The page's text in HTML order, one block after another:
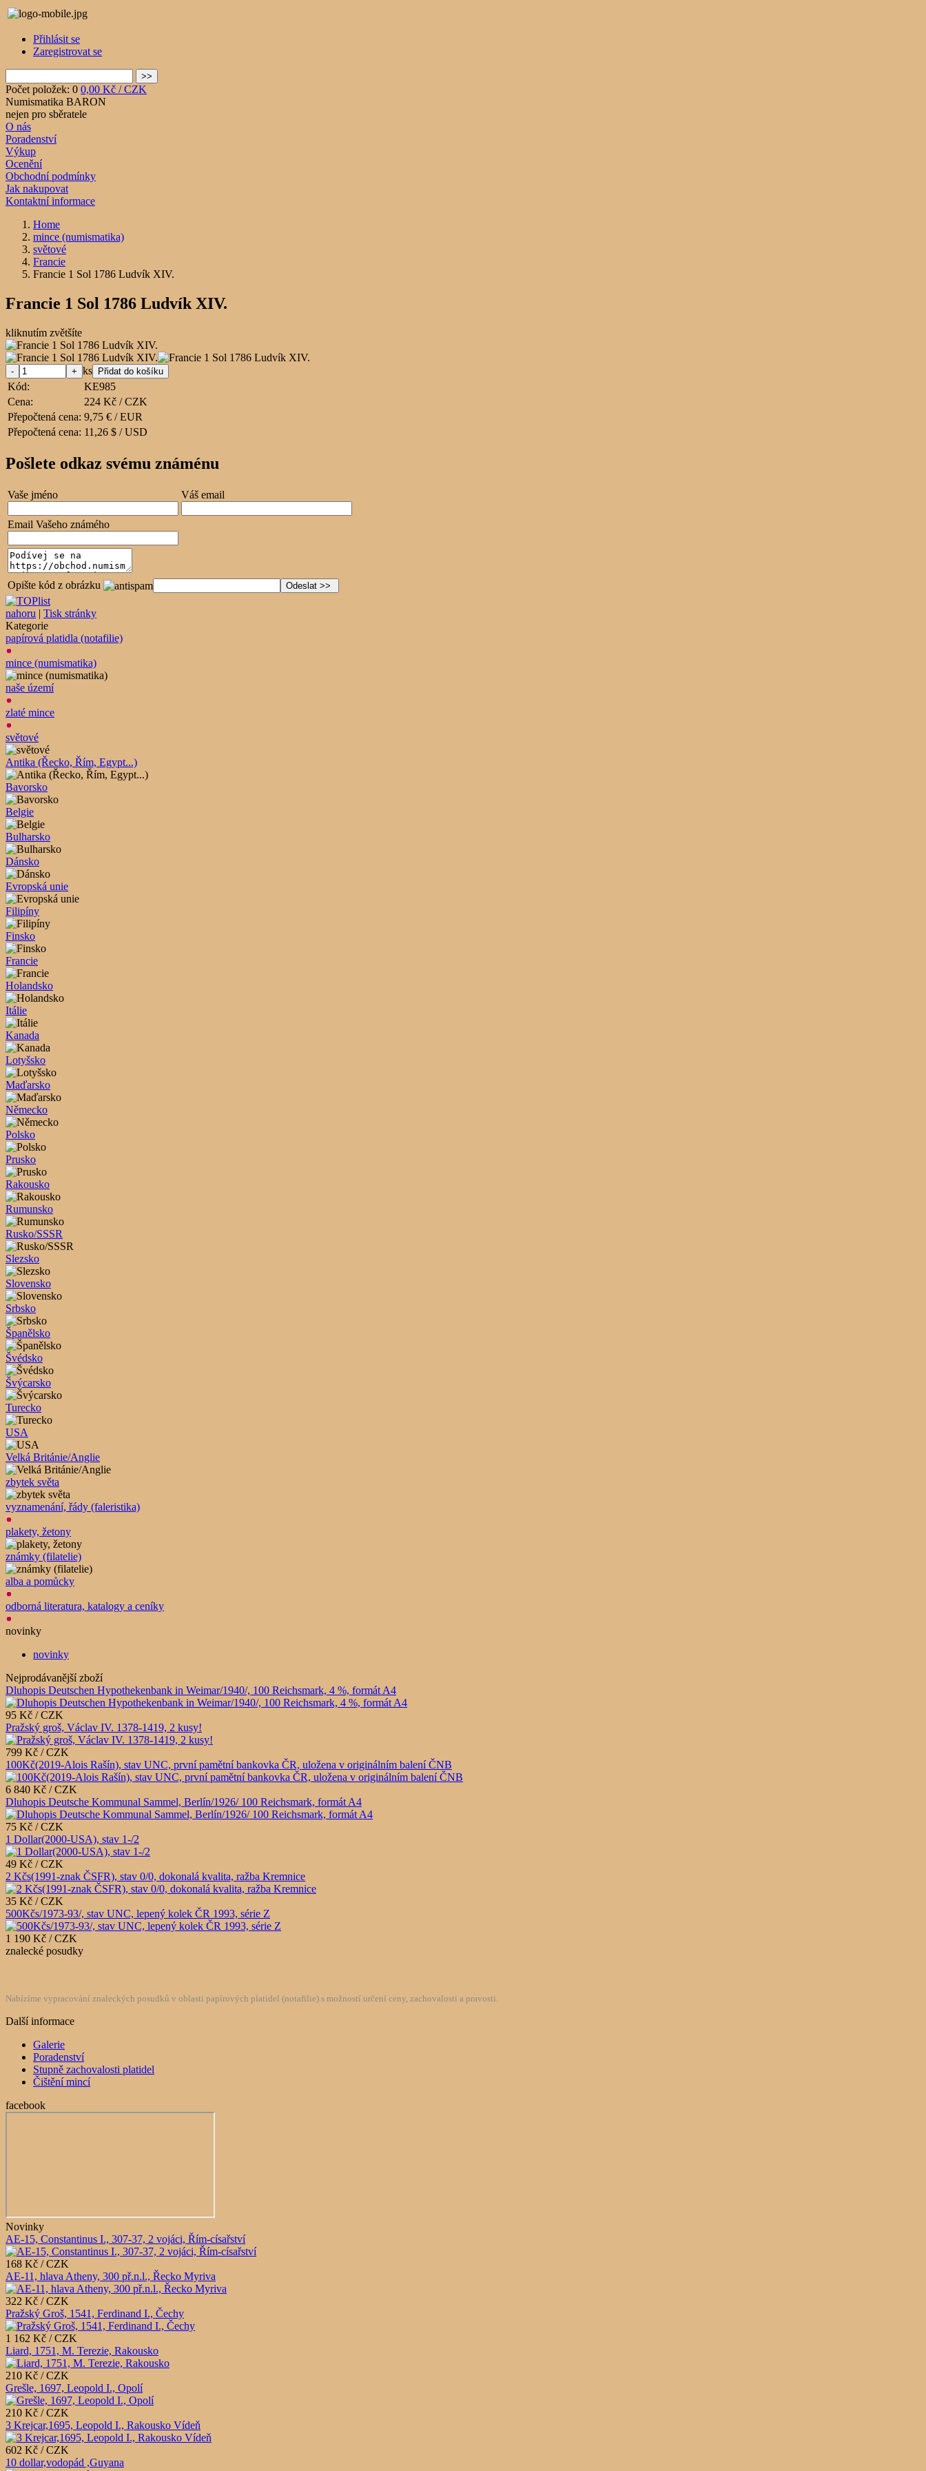
Přihlásit se
Zaregistrovat se
Počet položek: 0 0,00 Kč / CZK
Numismatika BARON
nejen pro sběratele
O nás
Poradenství
Výkup
Ocenění
Obchodní podmínky
Jak nakupovat
Kontaktní informace
Home
mince (numismatika)
světové
Francie
Francie 1 Sol 1786 Ludvík XIV.
Francie 1 Sol 1786 Ludvík XIV.
kliknutím zvětšíte
ks
Kód:
KE985
Cena:
224 Kč / CZK
Přepočtená cena: 9,75 € / EUR
Přepočtená cena: 11,26 $ / USD
Pošlete odkaz svému známénu
Vaše jméno Váš email
Email Vašeho známého
Opište kód z obrázku
nahoru | Tisk stránky
Kategorie
papírová platidla (notafilie)
mince (numismatika)
naše území
zlaté mince
světové
Antika (Řecko, Řím, Egypt...)
Bavorsko
Belgie
Bulharsko
Dánsko
Evropská unie
Filipíny
Finsko
Francie
Holandsko
Itálie
Kanada
Lotyšsko
Maďarsko
Německo
Polsko
Prusko
Rakousko
Rumunsko
Rusko/SSSR
Slezsko
Slovensko
Srbsko
Španělsko
Švédsko
Švýcarsko
Turecko
USA
Velká Británie/Anglie
zbytek světa
vyznamenání, řády (faleristika)
plakety, žetony
známky (filatelie)
alba a pomůcky
odborná literatura, katalogy a ceníky
novinky
novinky
Nejprodávanější zboží
Dluhopis Deutschen Hypothekenbank in Weimar/1940/, 100 Reichsmark, 4 %, formát A4
95 Kč / CZK
Pražský groš, Václav IV. 1378-1419, 2 kusy!
799 Kč / CZK
100Kč(2019-Alois Rašín), stav UNC, první pamětní bankovka ČR, uložena v originálním balení ČNB
6 840 Kč / CZK
Dluhopis Deutsche Kommunal Sammel, Berlín/1926/ 100 Reichsmark, formát A4
75 Kč / CZK
1 Dollar(2000-USA), stav 1-/2
49 Kč / CZK
2 Kčs(1991-znak ČSFR), stav 0/0, dokonalá kvalita, ražba Kremnice
35 Kč / CZK
500Kčs/1973-93/, stav UNC, lepený kolek ČR 1993, série Z
1 190 Kč / CZK
znalecké posudky
Nabízíme vypracování znaleckých posudků v oblasti papírových platidel (notafilie) s možností určení ceny, zachovalosti a pravosti.
Další informace
Galerie
Poradenství
Stupně zachovalosti platidel
Čištění mincí
facebook
Novinky
AE-15, Constantinus I., 307-37, 2 vojáci, Řím-císařství
168 Kč / CZK
AE-11, hlava Atheny, 300 př.n.l., Řecko Myriva
322 Kč / CZK
Pražský Groš, 1541, Ferdinand I., Čechy
1 162 Kč / CZK
Liard, 1751, M. Terezie, Rakousko
210 Kč / CZK
Grešle, 1697, Leopold I., Opolí
210 Kč / CZK
3 Krejcar,1695, Leopold I., Rakousko Vídeň
602 Kč / CZK
10 dollar,vodopád ,Guyana